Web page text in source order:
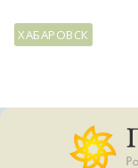
ХАБАРОВСК